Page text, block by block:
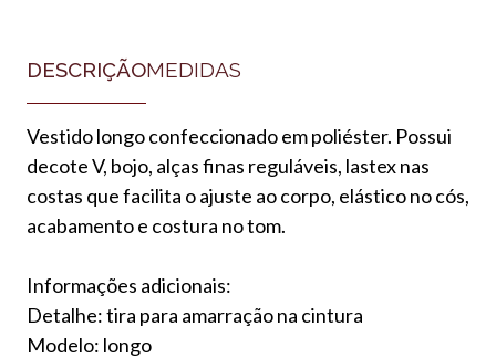
DESCRIÇÃOMEDIDAS
Vestido longo confeccionado em poliéster. Possui
decote V, bojo, alças finas reguláveis, lastex nas
costas que facilita o ajuste ao corpo, elástico no cós,
acabamento e costura no tom.
Informações adicionais:
Detalhe: tira para amarração na cintura
Modelo: longo